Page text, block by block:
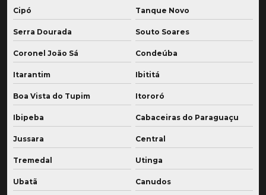
Cipó Tanque Novo
Serra Dourada Souto Soares
Coronel João Sá Condeúba
Itarantim Ibititá
Boa Vista do Tupim Itororó
Ibipeba Cabaceiras do Paraguaçu
Jussara Central
Tremedal Utinga
Ubatã Canudos